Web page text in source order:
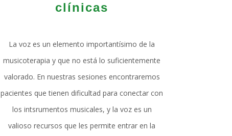
clínicas
La voz es un elemento importantísimo de la
musicoterapia y que no está lo suficientemente
valorado. En nuestras sesiones encontraremos
pacientes que tienen dificultad para conectar con
los intsrumentos musicales, y la voz es un
valioso recursos que les permite entrar en la